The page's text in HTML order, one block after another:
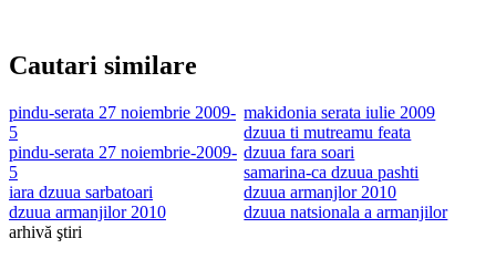
Cautari similare
pindu-serata 27 noiembrie 2009-
5
makidonia serata iulie 2009
dzuua ti mutreamu feata
pindu-serata 27 noiembrie-2009-
5
dzuua fara soari
samarina-ca dzuua pashti
iara dzuua sarbatoari
dzuua armanjlor 2010
dzuua armanjilor 2010
dzuua natsionala a armanjilor
arhivă ştiri